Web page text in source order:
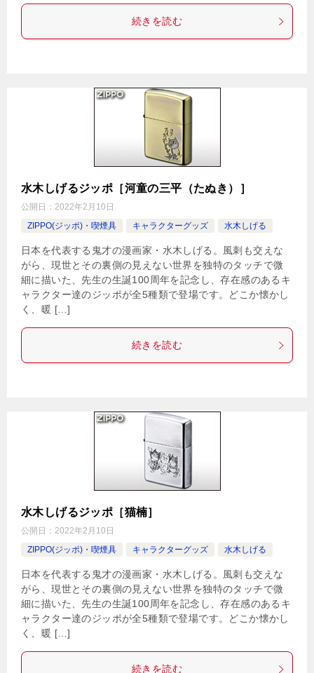
続きを読む
水木しげるジッポ［河童の三平（たぬき）］
公開日： 2022年2月10日
ZIPPO(ジッポ)・喫煙具
キャラクターグッズ 水木しげる
日本を代表する鬼才の漫画家・水木しげる。風刺も交えな
がら、現世とその裏側の見えない世界を独特のタッチで微
細に描いた、先生の生誕100周年を記念し、存在感のあるキ
ャラクター達のジッポが全5種類で登場です。どこか懐かし
く、暖 […]
続きを読む
水木しげるジッポ［猫楠］
公開日： 2022年2月10日
ZIPPO(ジッポ)・喫煙具
キャラクターグッズ 水木しげる
日本を代表する鬼才の漫画家・水木しげる。風刺も交えな
がら、現世とその裏側の見えない世界を独特のタッチで微
細に描いた、先生の生誕100周年を記念し、存在感のあるキ
ャラクター達のジッポが全5種類で登場です。どこか懐かし
く、暖 […]
続きを読む